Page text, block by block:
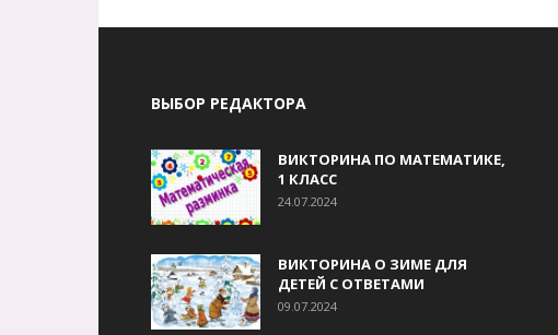
ВЫБОР РЕДАКТОРА
ВИКТОРИНА ПО МАТЕМАТИКЕ,
1 КЛАСС
24.07.2024
ВИКТОРИНА О ЗИМЕ ДЛЯ
ДЕТЕЙ С ОТВЕТАМИ
09.07.2024